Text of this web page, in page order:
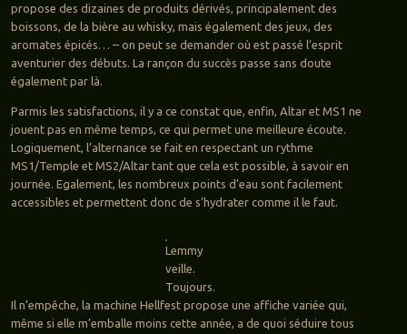
propose des dizaines de produits dérivés, principalement des
boissons, de la bière au whisky, mais également des jeux, des
aromates épicés… – on peut se demander où est passé l’esprit
aventurier des débuts. La rançon du succès passe sans doute
également par là.
Parmis les satisfactions, il y a ce constat que, enfin, Altar et MS1 ne
jouent pas en même temps, ce qui permet une meilleure écoute.
Logiquement, l’alternance se fait en respectant un rythme
MS1/Temple et MS2/Altar tant que cela est possible, à savoir en
journée. Egalement, les nombreux points d’eau sont facilement
accessibles et permettent donc de s’hydrater comme il le faut.
Lemmy
veille.
Toujours.
Il n’empêche, la machine Hellfest propose une affiche variée qui,
même si elle m’emballe moins cette année, a de quoi séduire tous